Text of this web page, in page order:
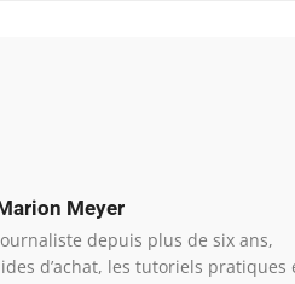
Meyer
depuis plus de six ans,
d’achat, les tutoriels pratiques